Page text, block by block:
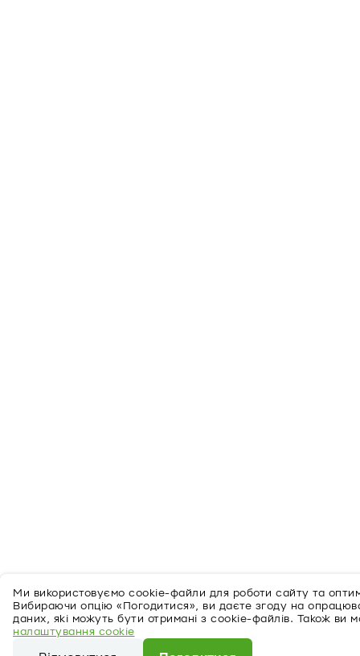
Ми використовуємо cookie-файли для роботи сайту та
Вибираючи опцію «Погодитися», ви даєте згоду на
даних, які можуть бути отримані з cookie-файлів. Також ви
налаштування cookie